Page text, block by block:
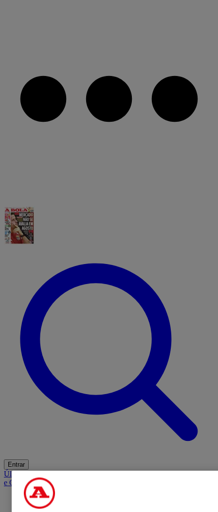
Entrar
ÚltimasMercadoOpiniãoiGaming HubA BOLA SUGEREBarba
e Cabelo